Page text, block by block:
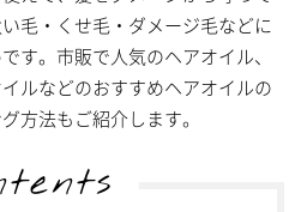
毛・くせ毛・ダメージ毛などに
す。市販で人気のヘアオイル、
ルなどのおすすめヘアオイルの
方法もご紹介します。